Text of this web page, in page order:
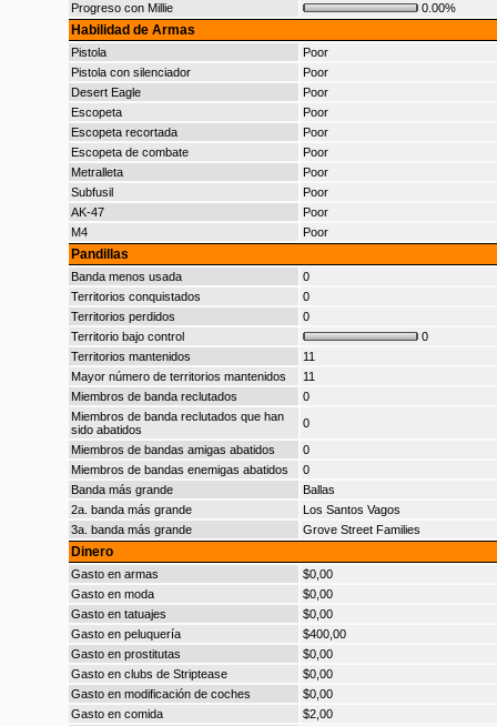
Progreso con Millie
0.00%
Habilidad de Armas
Pistola
Poor
Pistola con silenciador
Poor
Desert Eagle
Poor
Escopeta
Poor
Escopeta recortada
Poor
Escopeta de combate
Poor
Metralleta
Poor
Subfusil
Poor
AK-47
Poor
M4
Poor
Pandillas
Banda menos usada
0
Territorios conquistados
0
Territorios perdidos
0
Territorio bajo control
0
Territorios mantenidos
11
Mayor número de territorios mantenidos
11
Miembros de banda reclutados
0
Miembros de banda reclutados que han
sido abatidos
0
Miembros de bandas amigas abatidos
0
Miembros de bandas enemigas abatidos
0
Banda más grande
Ballas
2a. banda más grande
Los Santos Vagos
3a. banda más grande
Grove Street Families
Dinero
Gasto en armas
$0,00
Gasto en moda
$0,00
Gasto en tatuajes
$0,00
Gasto en peluquería
$400,00
Gasto en prostitutas
$0,00
Gasto en clubs de Striptease
$0,00
Gasto en modificación de coches
$0,00
Gasto en comida
$2,00